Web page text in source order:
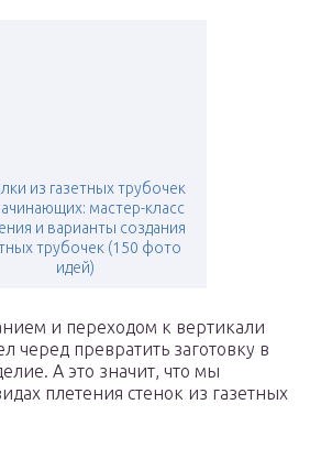
из газетных трубочек
мастер-класс
и варианты создания
трубочек (150 фото
идей)
и переходом к вертикали
черед превратить заготовку в
А это значит, что мы
плетения стенок из газетных